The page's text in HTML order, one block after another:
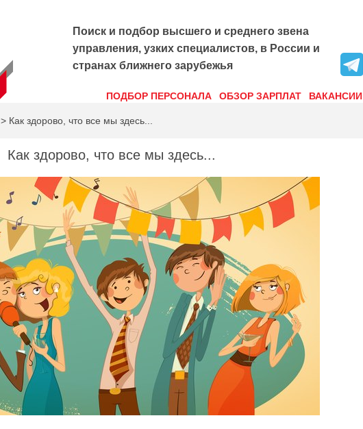
Поиск и подбор высшего и среднего звена
управления, узких специалистов, в России и
странах ближнего зарубежья
ПОДБОР ПЕРСОНАЛА ОБЗОР ЗАРПЛАТ ВАКАНСИИ
> Как здорово, что все мы здесь...
Как здорово, что все мы здесь...